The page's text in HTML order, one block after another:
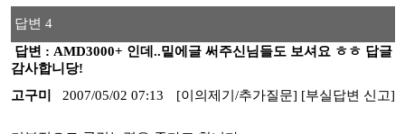
답변 4
답변 : AMD3000+ 인데..밑에글 써주신님들도 보셔요 ㅎㅎ 답글
감사합니당!
고구미
2007/05/02 07:13 [이의제기/추가질문] [부실답변 신고]